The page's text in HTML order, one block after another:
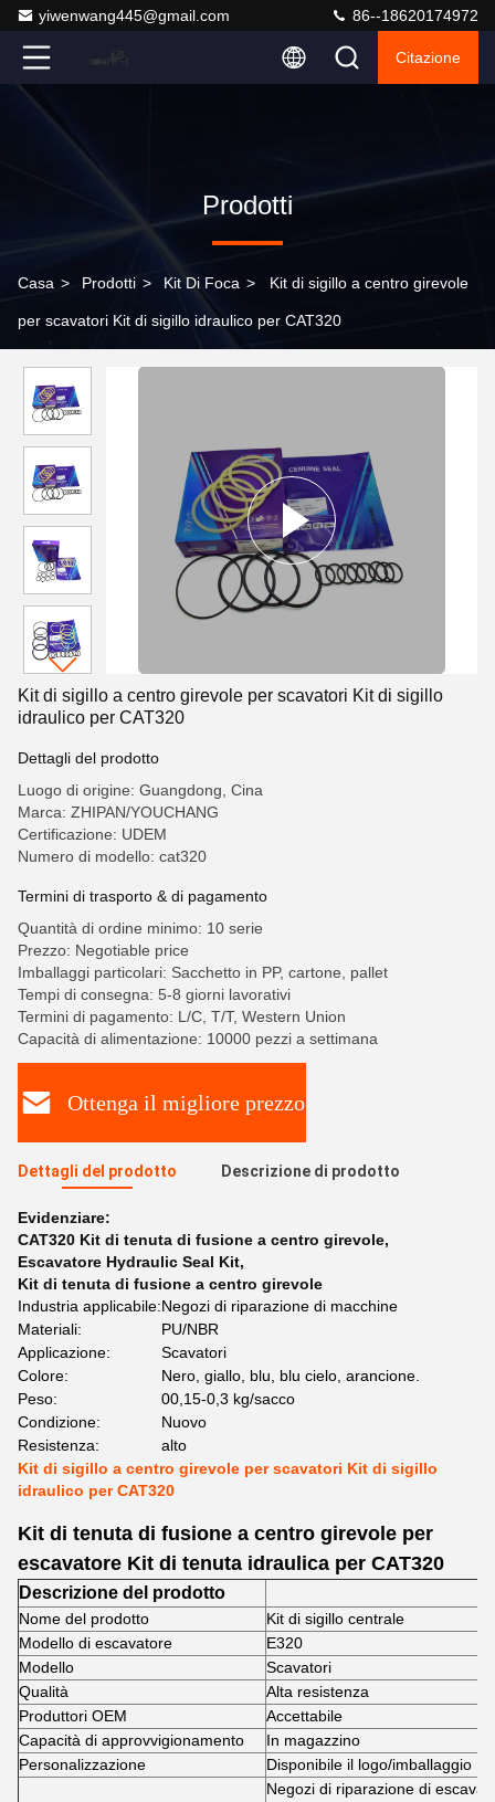
yiwenwang445@gmail.com 86--18620174972
Citazione
Prodotti
Casa > Prodotti > Kit Di Foca > Kit di sigillo a centro girevole
per scavatori Kit di sigillo idraulico per CAT320
Kit di sigillo a centro girevole per scavatori Kit di sigillo
idraulico per CAT320
Dettagli del prodotto
Luogo di origine: Guangdong, Cina
Marca: ZHIPAN/YOUCHANG
Certificazione: UDEM
Numero di modello: cat320
Termini di trasporto & di pagamento
Quantità di ordine minimo: 10 serie
Prezzo: Negotiable price
Imballaggi particolari: Sacchetto in PP, cartone, pallet
Tempi di consegna: 5-8 giorni lavorativi
Termini di pagamento: L/C, T/T, Western Union
Capacità di alimentazione: 10000 pezzi a settimana
Ottenga il migliore prezzo
Dettagli del prodotto Descrizione di prodotto
Evidenziare:
CAT320 Kit di tenuta di fusione a centro girevole,
Escavatore Hydraulic Seal Kit,
Kit di tenuta di fusione a centro girevole
Industria applicabile:Negozi di riparazione di macchine
Materiali:
PU/NBR
Applicazione:
Scavatori
Colore:
Nero, giallo, blu, blu cielo, arancione.
Peso:
00,15-0,3 kg/sacco
Condizione:
Nuovo
Resistenza:
alto
Kit di sigillo a centro girevole per scavatori Kit di sigillo
idraulico per CAT320
Kit di tenuta di fusione a centro girevole per
escavatore Kit di tenuta idraulica per CAT320
Descrizione del prodotto
Nome del prodotto
Kit di sigillo centrale
Modello di escavatore
E320
Modello
Scavatori
Qualità
Alta resistenza
Produttori OEM
Accettabile
Capacità di approvvigionamento
In magazzino
Personalizzazione
Disponibile il logo/imballaggio
Negozi di riparazione di